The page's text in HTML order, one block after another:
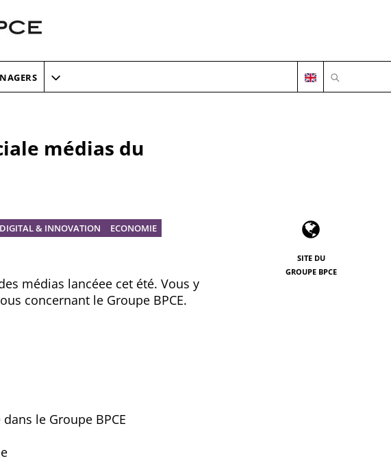
OUVRIR LA
médias du
DIGITAL & INNOVATION
ECONOMIE
médias lancéee cet été. Vous y
concernant le Groupe BPCE.
SITE DU
GROUPE BPCE
le Groupe BPCE